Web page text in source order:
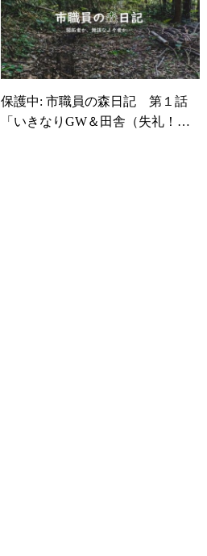
保護中: 市職員の森日記 第１話
「いきなりGW＆田舎（失礼！）